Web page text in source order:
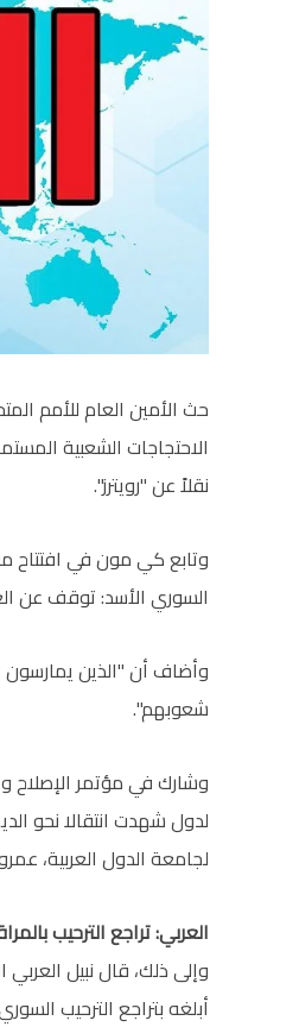
حث الأمين العام للأمم
نقلاً عن "رويترز".
وتابع كي مون في افتتاح
السوري الأسد: توقف عن
وأضاف أن "الذين يمارسون
شعوبهم".
وشارك في مؤتمر الإصلاح
لدول شهدت انتقالا نحو
لجامعة الدول العربية،
العربي: تراجع الترحيب
وإلى ذلك، قال نبيل العربي
أبلغه بتراجع الترحيب